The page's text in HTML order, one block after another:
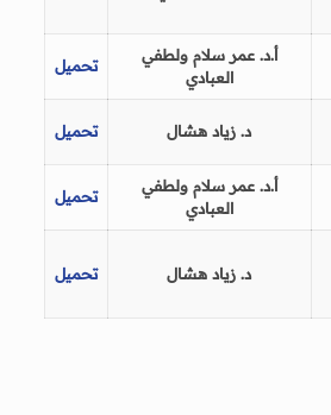
أ.د. عمر سلام ولطفي
العبادي
تحميل
د. زياد هشال تحميل
أ.د. عمر سلام ولطفي
العبادي
تحميل
د. زياد هشال تحميل